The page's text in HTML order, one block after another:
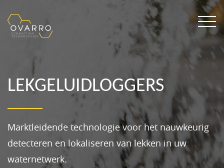
LEKGELUIDLOGGERS
Marktleidende technologie voor het nauwkeurig
detecteren en lokaliseren van lekken in uw
waternetwerk.